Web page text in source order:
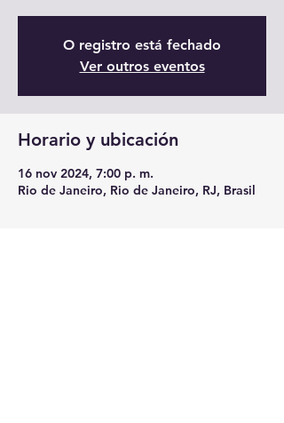
O registro está fechado
Ver outros eventos
Horario y ubicación
16 nov 2024, 7:00 p. m.
Rio de Janeiro, Rio de Janeiro, RJ, Brasil